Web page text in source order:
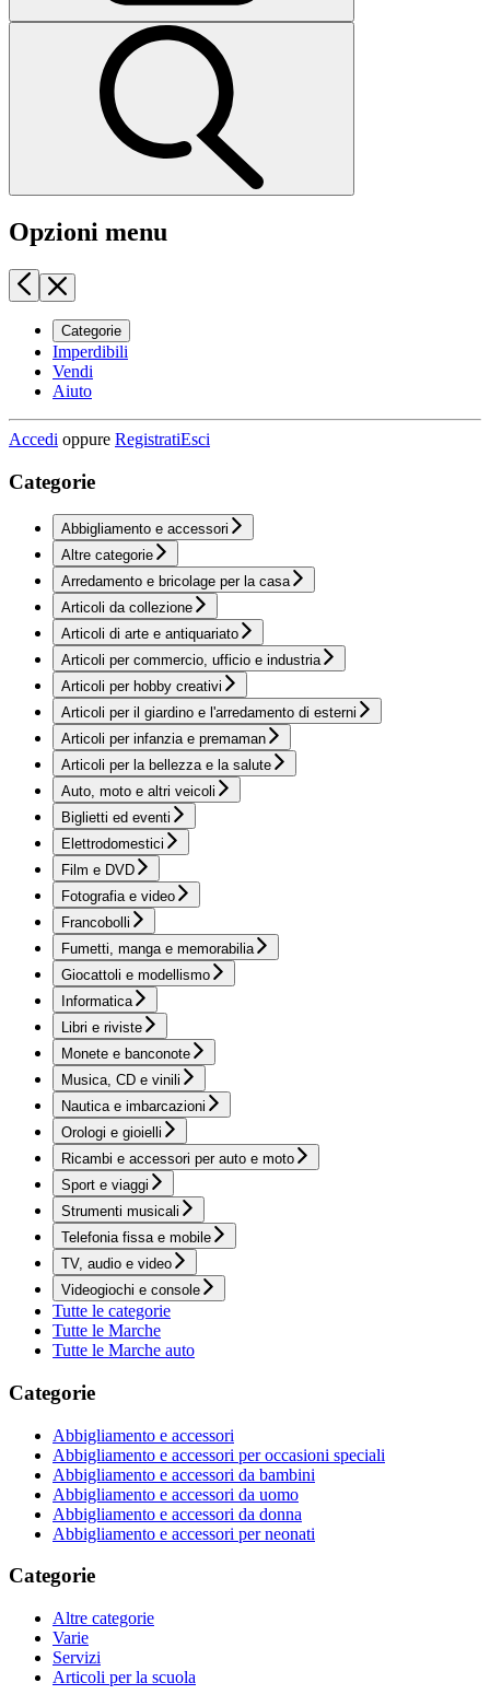
Opzioni menu
Categorie
Imperdibili
Vendi
Aiuto
Accedi oppure RegistratiEsci
Categorie
Abbigliamento e accessori
Altre categorie
Arredamento e bricolage per la casa
Articoli da collezione
Articoli di arte e antiquariato
Articoli per commercio, ufficio e industria
Articoli per hobby creativi
Articoli per il giardino e l'arredamento di esterni
Articoli per infanzia e premaman
Articoli per la bellezza e la salute
Auto, moto e altri veicoli
Biglietti ed eventi
Elettrodomestici
Film e DVD
Fotografia e video
Francobolli
Fumetti, manga e memorabilia
Giocattoli e modellismo
Informatica
Libri e riviste
Monete e banconote
Musica, CD e vinili
Nautica e imbarcazioni
Orologi e gioielli
Ricambi e accessori per auto e moto
Sport e viaggi
Strumenti musicali
Telefonia fissa e mobile
TV, audio e video
Videogiochi e console
Tutte le categorie
Tutte le Marche
Tutte le Marche auto
Categorie
Abbigliamento e accessori
Abbigliamento e accessori per occasioni speciali
Abbigliamento e accessori da bambini
Abbigliamento e accessori da uomo
Abbigliamento e accessori da donna
Abbigliamento e accessori per neonati
Categorie
Altre categorie
Varie
Servizi
Articoli per la scuola